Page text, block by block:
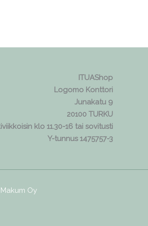
ITUAShop
Logomo Konttori
Junakatu 9
20100 TURKU
klo 11.30-16 tai sovitusti
Y-tunnus 1475757-3
Makum Oy